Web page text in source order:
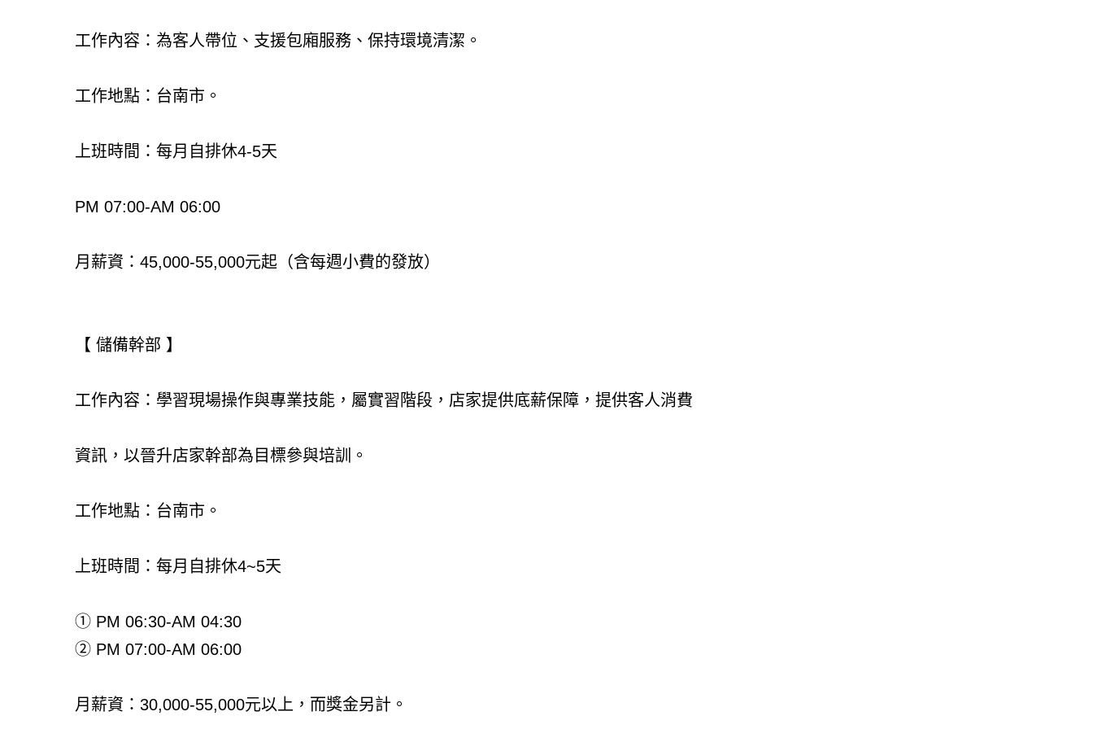
工作內容：為客人帶位、支援包廂服務、保持環境清潔。
工作地點：台南市。
上班時間：每月自排休4-5天
PM 07:00-AM 06:00
月薪資：45,000-55,000元起（含每週小費的發放）
【 儲備幹部 】
工作內容：學習現場操作與專業技能，屬實習階段，店家提供底薪保障，提供客人消費
資訊，以晉升店家幹部為目標參與培訓。
工作地點：台南市。
上班時間：每月自排休4~5天
① PM 06:30-AM 04:30
② PM 07:00-AM 06:00
月薪資：30,000-55,000元以上，而獎金另計。